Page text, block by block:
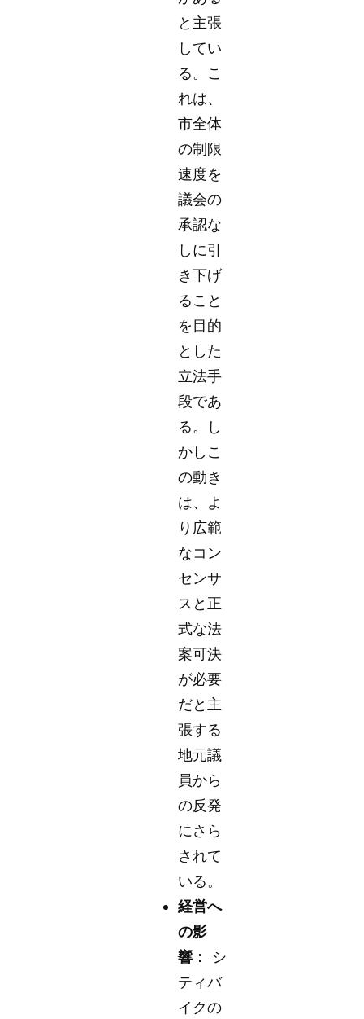
と主張
してい
る。こ
れは、
市全体
の制限
速度を
議会の
承認な
しに引
き下げ
ること
を目的
とした
立法手
段であ
る。し
かしこ
の動き
は、よ
り広範
なコン
センサ
スと正
式な法
案可決
が必要
だと主
張する
地元議
員から
の反発
にさら
されて
いる。
経営へ
の影
響：
シ
ティバ
イクの